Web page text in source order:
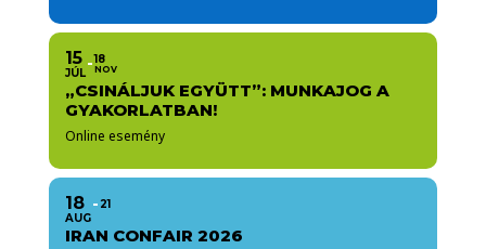
15
JÚL
18
NOV
„CSINÁLJUK EGYÜTT”: MUNKAJOG A
GYAKORLATBAN!
Online esemény
18
AUG
21
IRAN CONFAIR 2026